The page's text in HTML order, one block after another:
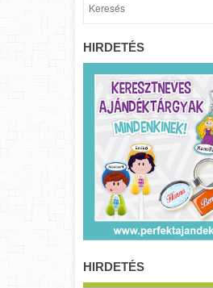
HIRDETÉS
HIRDETÉS